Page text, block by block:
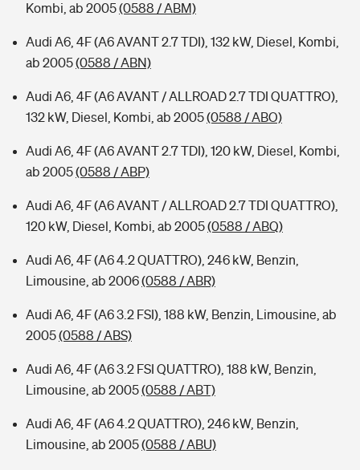
Kombi, ab 2005(0588 / ABM)
Audi A6, 4F (A6 AVANT 2.7 TDI), 132 kW, Diesel, Kombi,
ab 2005(0588 / ABN)
Audi A6, 4F (A6 AVANT / ALLROAD 2.7 TDI QUATTRO),
132 kW, Diesel, Kombi, ab 2005(0588 / ABO)
Audi A6, 4F (A6 AVANT 2.7 TDI), 120 kW, Diesel, Kombi,
ab 2005(0588 / ABP)
Audi A6, 4F (A6 AVANT / ALLROAD 2.7 TDI QUATTRO),
120 kW, Diesel, Kombi, ab 2005(0588 / ABQ)
Audi A6, 4F (A6 4.2 QUATTRO), 246 kW, Benzin,
Limousine, ab 2006(0588 / ABR)
Audi A6, 4F (A6 3.2 FSI), 188 kW, Benzin, Limousine, ab
2005(0588 / ABS)
Audi A6, 4F (A6 3.2 FSI QUATTRO), 188 kW, Benzin,
Limousine, ab 2005(0588 / ABT)
Audi A6, 4F (A6 4.2 QUATTRO), 246 kW, Benzin,
Limousine, ab 2005(0588 / ABU)